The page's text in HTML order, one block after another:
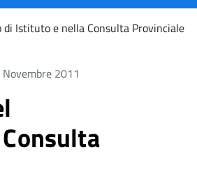
Istituto e nella Consulta Provinciale
Novembre 2011